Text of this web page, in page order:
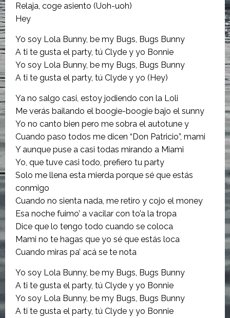
Relaja, coge asiento (Uoh-uoh)
Hey
Yo soy Lola Bunny, be my Bugs, Bugs Bunny
A ti te gusta el party, tú Clyde y yo Bonnie
Yo soy Lola Bunny, be my Bugs, Bugs Bunny
A ti te gusta el party, tú Clyde y yo (Hey)
Ya no salgo casi, estoy jodiendo con la Loli
Me verás bailando el boogie-boogie bajo el sunny
Yo no canto bien pero me sobra el autotune y
Cuando paso todos me dicen “Don Patricio”, mami
Y aunque puse a casi todas mirando a Miami
Yo, que tuve casi todo, prefiero tu party
Solo me llena esta mierda porque sé que estás
conmigo
Cuando no sienta nada, me retiro y cojo el money
Esa noche fuimo’ a vacilar con to’a la tropa
Dice que lo tengo todo cuando se coloca
Mami no te hagas que yo sé que estás loca
Cuando miras pa’ acá se te nota
Yo soy Lola Bunny, be my Bugs, Bugs Bunny
A ti te gusta el party, tú Clyde y yo Bonnie
Yo soy Lola Bunny, be my Bugs, Bugs Bunny
A ti te gusta el party, tú Clyde y yo Bonnie